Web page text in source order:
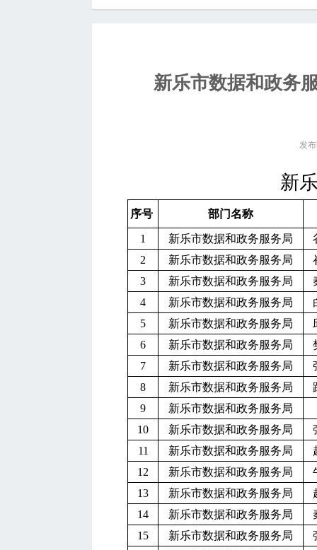
新乐市数据和政务
发
新
序号 部门名称
1 新乐市数据和政务服务局
2
新乐市数据和政务服务局
3
新乐市数据和政务服务局
4
新乐市数据和政务服务局
5
新乐市数据和政务服务局
6
新乐市数据和政务服务局
7
新乐市数据和政务服务局
8
新乐市数据和政务服务局
9
新乐市数据和政务服务局
10
新乐市数据和政务服务局
11
新乐市数据和政务服务局
12
新乐市数据和政务服务局
13
新乐市数据和政务服务局
14
新乐市数据和政务服务局
15
新乐市数据和政务服务局